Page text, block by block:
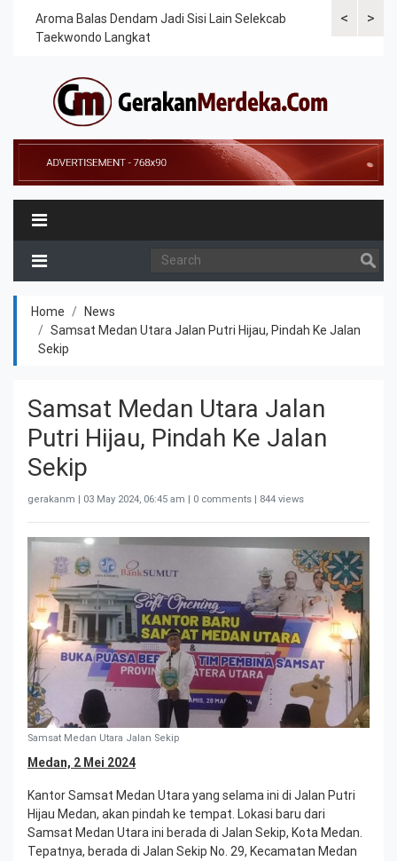
<
Aroma Balas Dendam Jadi Sisi Lain Selekcab
Taekwondo Langkat
>
Home
News
Samsat Medan Utara Jalan Putri Hijau, Pindah Ke Jalan
Sekip
Samsat Medan Utara Jalan
Putri Hijau, Pindah Ke Jalan
Sekip
gerakanm | 03 May 2024, 06:45 am | 0 comments | 844 views
Samsat Medan Utara Jalan Sekip
Medan, 2 Mei 2024
Kantor Samsat Medan Utara yang selama ini di Jalan Putri
Hijau Medan, akan pindah ke tempat. Lokasi baru dari
Samsat Medan Utara ini berada di Jalan Sekip, Kota Medan.
Tepatnya, berada di Jalan Sekip No. 29, Kecamatan Medan